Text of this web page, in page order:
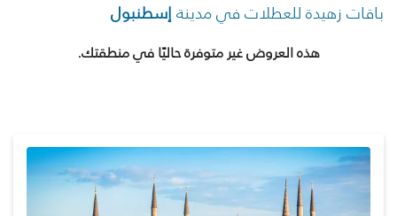
باقات زهيدة للعطلات في مدينة إسطنبول
هذه العروض غير متوفرة حاليًا في منطقتك.